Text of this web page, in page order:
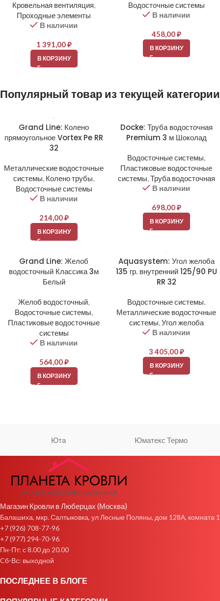
Кровельная вентиляция,
Проходные элементы
В наличии
1 391,00₽
В КОРЗИНУ
Водосточные системы
В наличии
458,00₽
В КОРЗИНУ
Популярный товар из текущей категории
Grand Line: Колено
прямоугольное Vortex Pe RR
32
Металлические водосточные
системы, Колено трубы,
Водосточные системы
В наличии
214,00₽
В КОРЗИНУ
Docke: Труба водосточная
Premium 3 м Шоколад
Водосточные системы,
Пластиковые водосточные
системы,Труба водосточная
В наличии
698,00₽
В КОРЗИНУ
Grand Line: Желоб
водосточный Классика 3м
Белый
Желоб водосточный,
Водосточные системы,
Пластиковые водосточные
системы
В наличии
564,00₽
В КОРЗИНУ
Aquasystem: Угол желоба
135 гр. внутренний 125/90 PU
RR 32
Водосточные системы,
Металлические водосточные
системы,Угол желоба
В наличии
3 405,00₽
В КОРЗИНУ
Юта Юматекс Термо
Магазин Кровли в Люберцах (Москва)
Балашиха, мкр. Салтыковка, ул Лесные Поляны, дом 128А, комната 1
+7 (926) 708-77-96
+7 (977) 294-70-96
Пн-Пт: с 8.00 до 20.00
Cб-Вс: выходной
ПОСЛЕДНЕЕ В БЛОГЕ